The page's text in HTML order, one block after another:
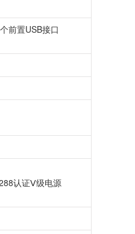
前置USB接口
认证Ⅴ级电源